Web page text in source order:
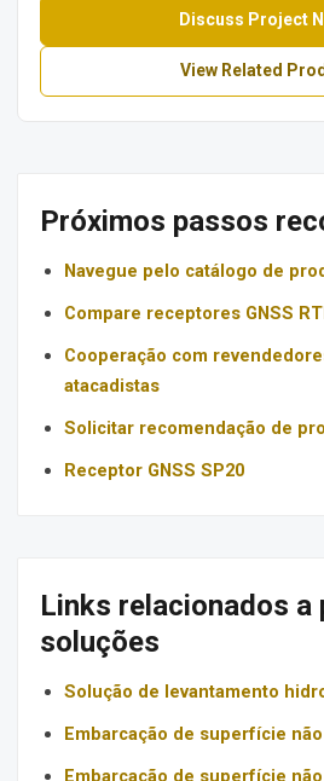
Discuss Project
View Related
Próximos passos
Navegue pelo catálogo de
Compare receptores GNSS
Cooperação com
atacadistas
Solicitar recomendação de
Receptor GNSS SP20
Links relacionados a
soluções
Solução de levantamento
Embarcação de superfície
Embarcação de superfície